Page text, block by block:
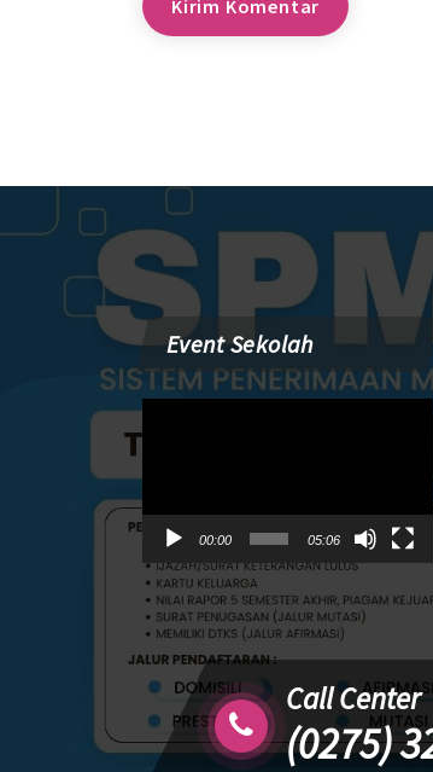
Event Sekolah
Pemutar
Video
00:00 05:06
Call Center
(0275)